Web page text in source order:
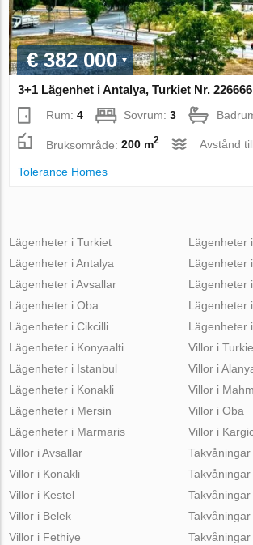
€ 382 000
3+1 Lägenhet i Antalya, Turkiet Nr. 226666
Rum:4 Sovrum:3
Bruksområde:200 m2 Avstånd
Tolerance Homes
Lägenheter i Turkiet
Lägenheter i Antalya
Lägenheter i Avsallar
Lägenheter i Oba
Lägenheter i Cikcilli
Lägenheter
Lägenheter
Lägenheter
Lägenheter
Lägenheter
Lägenheter i Konyaalti
Lägenheter i Istanbul
Lägenheter i Konakli
Lägenheter i Mersin
Lägenheter i Marmaris
Villor i
Villor i
Villor i
Villor i Oba
Villor i
Villor i Avsallar
Villor i Konakli
Villor i Kestel
Villor i Belek
Villor i Fethiye
Takvåningar
Takvåningar